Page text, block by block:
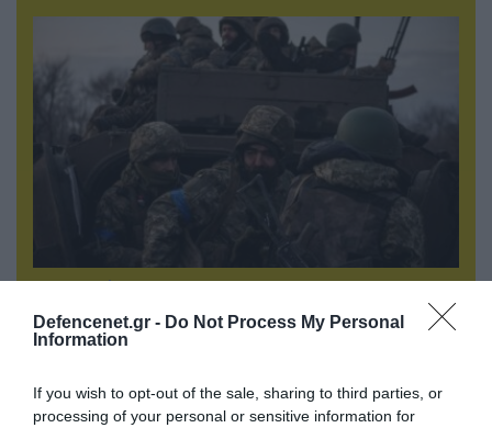
Defencenet.gr - Do Not Process My Personal
Information
If you wish to opt-out of the sale, sharing to third parties, or
processing of your personal or sensitive information for
09.08.2026 | 23:02
Νεοσύλλεκτοι Ουκρανοί στρατιώτες και
υπάλληλοι της TCC έτρεχαν πανικόβλητοι